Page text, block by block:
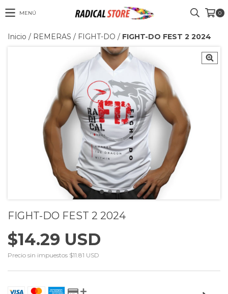
MENÚ 0
Inicio / REMERAS / FIGHT-DO / FIGHT-DO FEST 2 2024
FIGHT-DO FEST 2 2024
$14.29 USD
Precio sin impuestos $11.81 USD